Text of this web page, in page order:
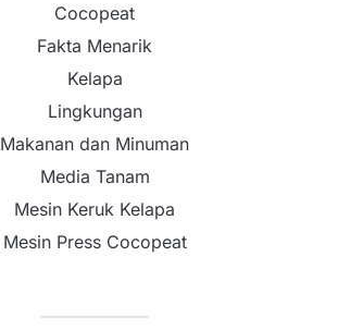
Cocopeat
Fakta Menarik
Kelapa
Lingkungan
Makanan dan Minuman
Media Tanam
Mesin Keruk Kelapa
Mesin Press Cocopeat